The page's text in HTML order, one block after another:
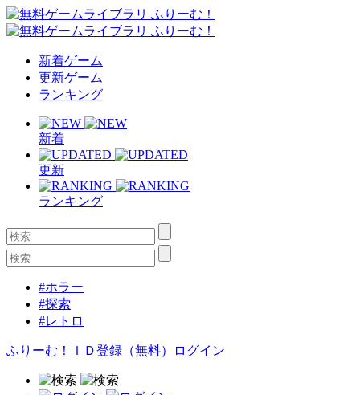
新着ゲーム
更新ゲーム
ランキング
新着
更新
ランキング
#ホラー
#探索
#レトロ
ふりーむ！ＩＤ登録（無料） ログイン